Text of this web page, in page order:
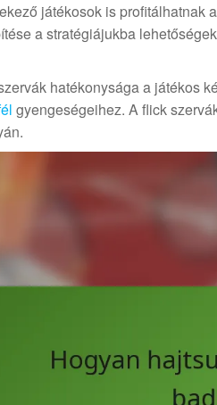
játékosok is profitálhatnak
a stratégiájukba
hatékonysága a játékos
gyengeségeihez. A flick